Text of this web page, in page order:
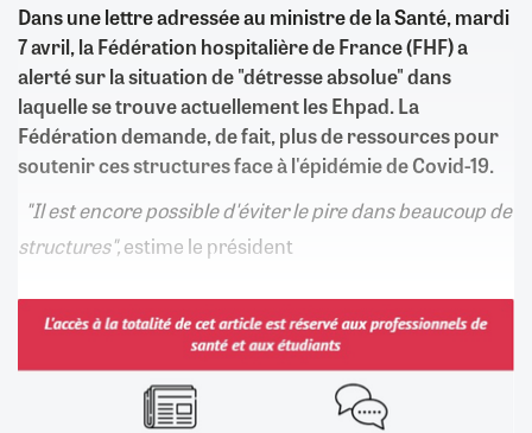
Dans une lettre adressée au ministre de la Santé, mardi
7 avril, la Fédération hospitalière de France (FHF) a
alerté sur la situation de "détresse absolue" dans
laquelle se trouve actuellement les Ehpad. La
Fédération demande, de fait, plus de ressources pour
soutenir ces structures face à l'épidémie de Covid-19.
"Il est encore possible d'éviter le pire dans beaucoup de
structures",estime le président